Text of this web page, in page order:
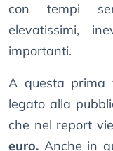
con tempi
elevatissimi,
importanti.
A questa prima
legato alla
che nel report
euro. Anche in